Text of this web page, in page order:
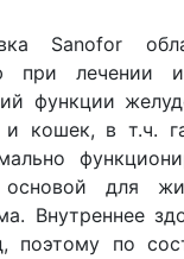
Sanofor
при лечении
функции
кошек, в т.ч.
для
Внутреннее
поэтому по